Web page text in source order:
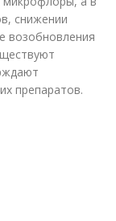
снижении
возобновления
препаратов.